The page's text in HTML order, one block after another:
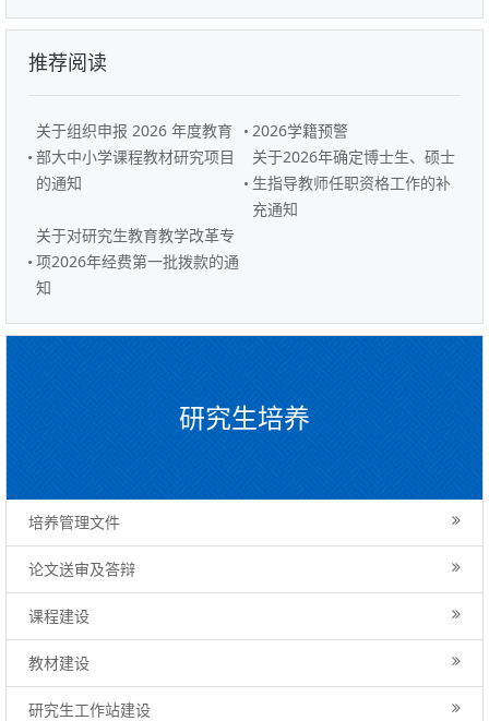
推荐阅读
关于组织申报 2026 年度教育
部大中小学课程教材研究项目
的通知
2026学籍预警
关于2026年确定博士生、硕士
生指导教师任职资格工作的补
充通知
关于对研究生教育教学改革专
项2026年经费第一批拨款的通
知
研究生培养
培养管理文件
论文送审及答辩
课程建设
教材建设
研究生工作站建设